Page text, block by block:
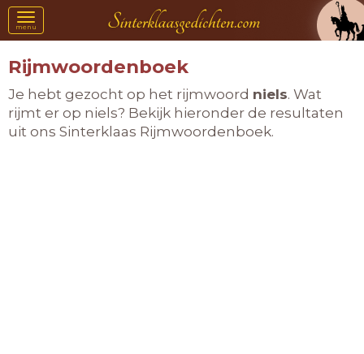
Toggle
navigation
menu
Rijmwoordenboek
Je hebt gezocht op het rijmwoord niels. Wat
rijmt er op niels? Bekijk hieronder de resultaten
uit ons Sinterklaas Rijmwoordenboek.